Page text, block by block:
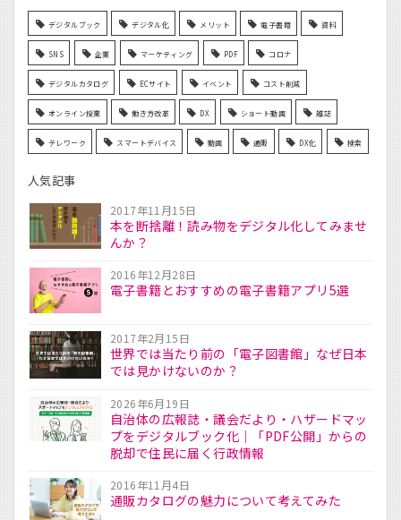
デジタルブック デジタル化 メリット 電子書籍 資料
SNS 企業 マーケティング PDF コロナ
デジタルカタログ ECサイト イベント コスト削減
オンライン授業 働き方改革 DX ショート動画 雑誌
テレワーク スマートデバイス 動画 通販 DX化 検索
人気記事
2017年11月15日
本を断捨離！読み物をデジタル化してみませ
んか？
2016年12月28日
電子書籍とおすすめの電子書籍アプリ5選
2017年2月15日
世界では当たり前の「電子図書館」なぜ日本
では見かけないのか？
2026年6月19日
自治体の広報誌・議会だより・ハザードマッ
プをデジタルブック化｜「PDF公開」からの
脱却で住民に届く行政情報
2016年11月4日
通販カタログの魅力について考えてみた